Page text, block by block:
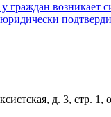
граждан возникает
д. 3, стр. 1,